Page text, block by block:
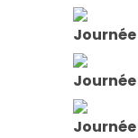
Journée
Journée
Journée